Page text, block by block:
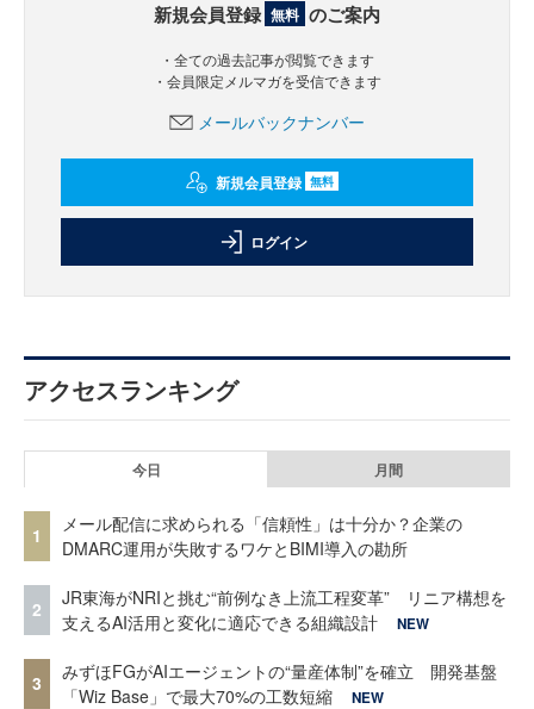
新規会員登録 無料 のご案内
・全ての過去記事が閲覧できます
・会員限定メルマガを受信できます
メールバックナンバー
新規会員登録 無料
ログイン
アクセスランキング
今日 月間
1
メール配信に求められる「信頼性」は十分か？企業の
DMARC運用が失敗するワケとBIMI導入の勘所
2
JR東海がNRIと挑む“前例なき上流工程変革” リニア構想を
支えるAI活用と変化に適応できる組織設計
NEW
3
みずほFGがAIエージェントの“量産体制”を確立 開発基盤
「Wiz Base」で最大70%の工数短縮
NEW